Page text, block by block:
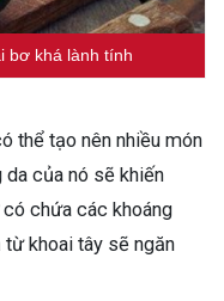
bơ khá lành tính
thể tạo nên nhiều món
của nó sẽ khiến
chứa các khoáng
khoai tây sẽ ngăn